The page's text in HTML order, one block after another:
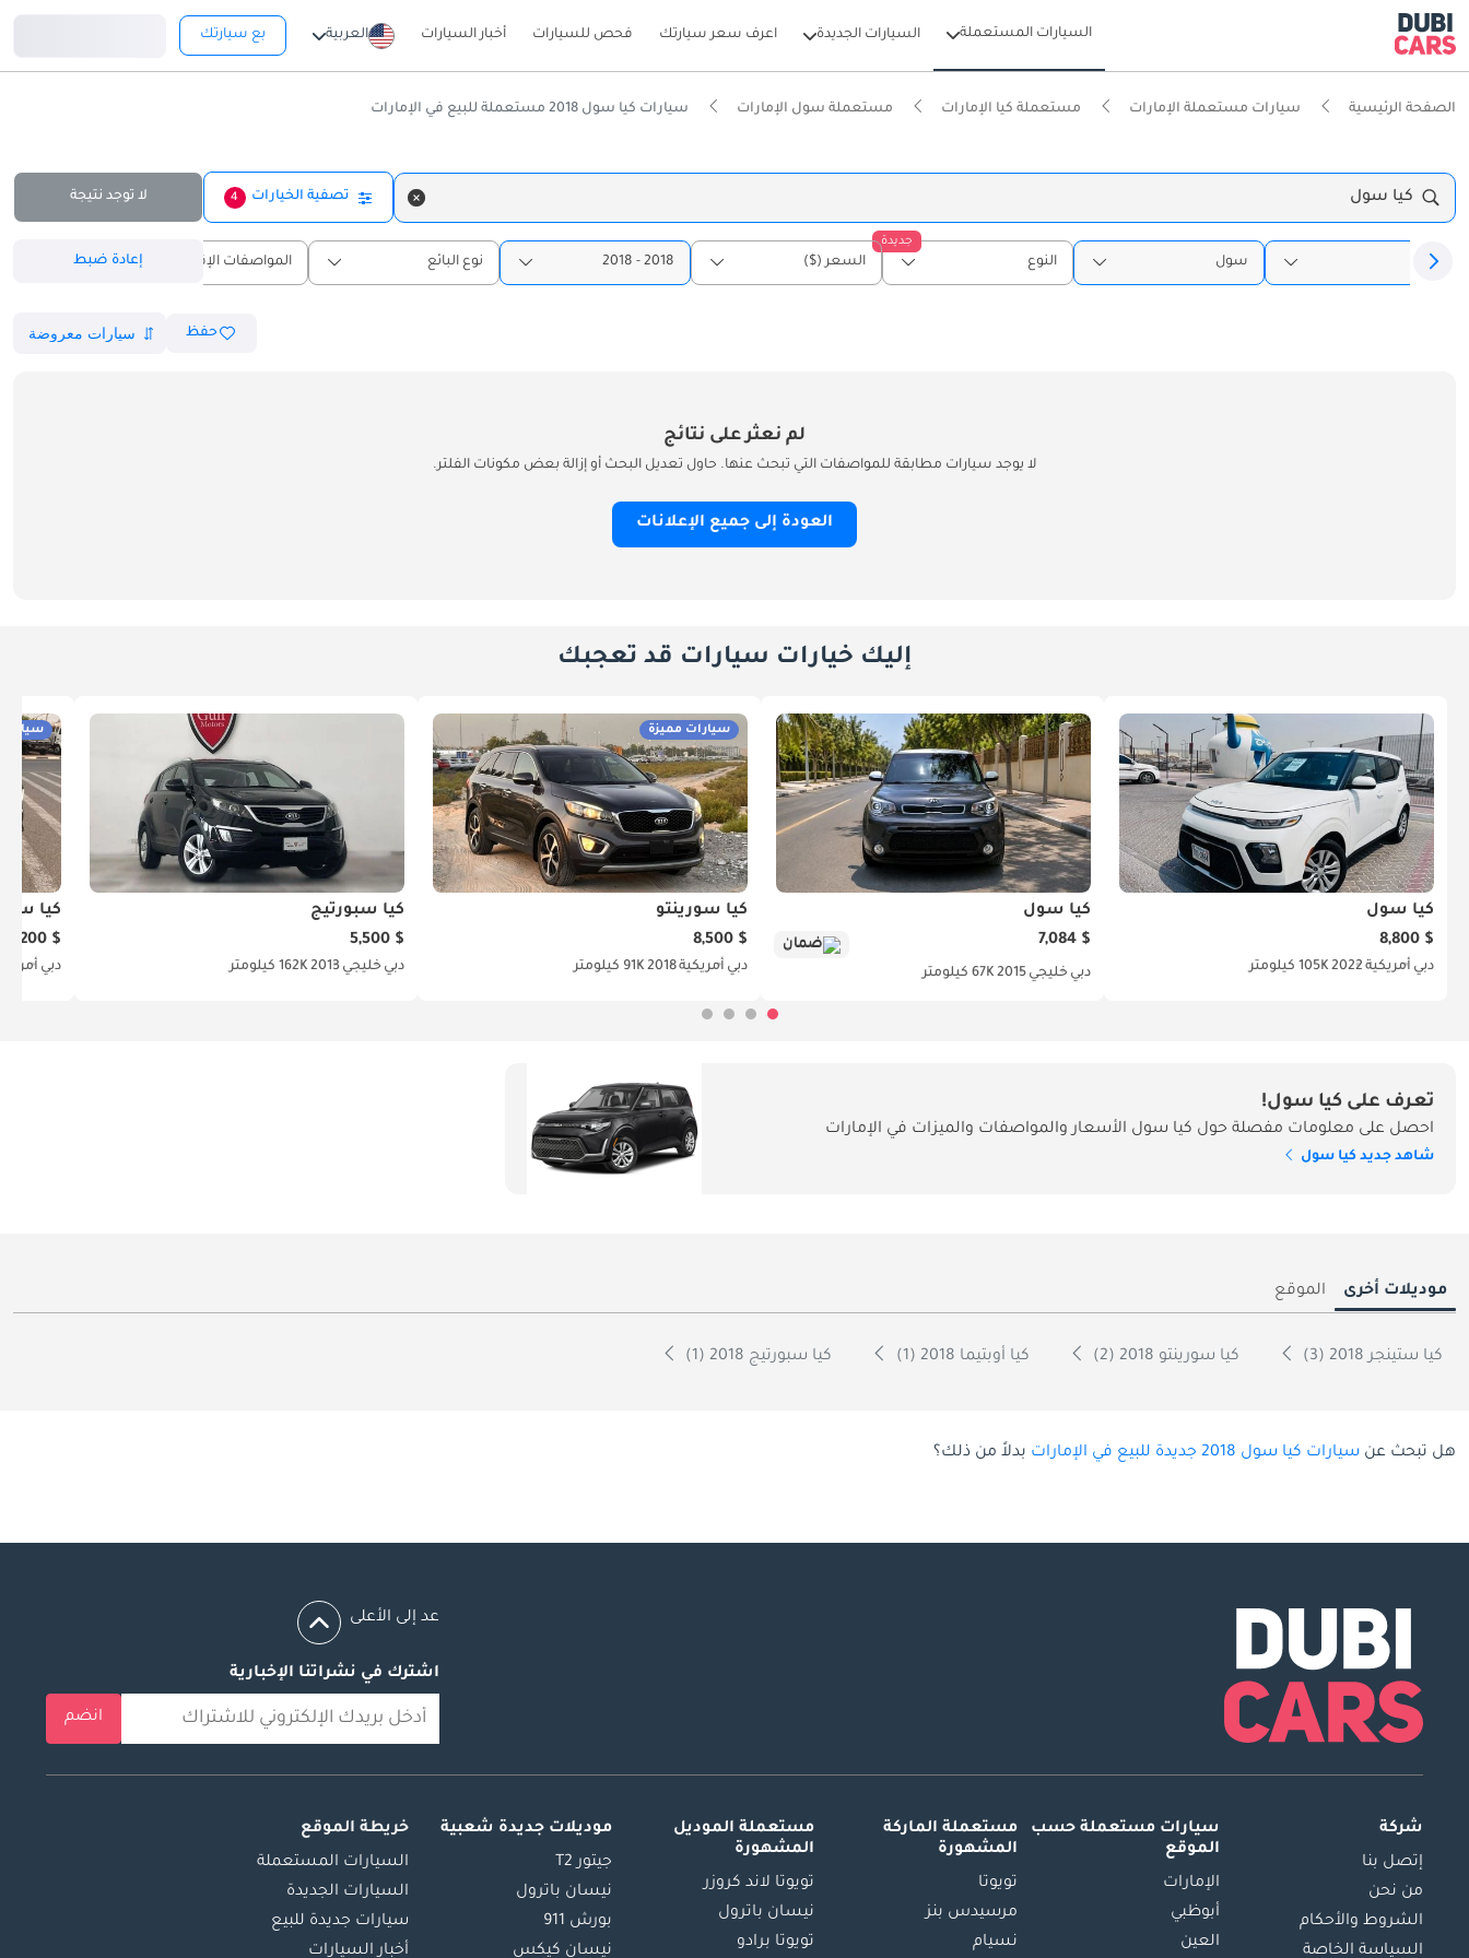
السيارات المستعملة السيارات الجديدة اعرف سعر سيارتك فحص للسيارات أخبار السيارات العربية بع سيارتك
الصفحة الرئيسية سيارات مستعملة الإمارات مستعملة كيا الإمارات مستعملة سول الإمارات سيارات كيا سول 2018 مستعملة للبيع في الإمارات
كيا سول تصفية الخيارات 4 لا توجد نتيجة
كيا سول
جديدة
النوع السعر ($) 2018 - 2018 نوع البائع المواصفات الإقليمية إعادة ضبط
حفظ
لم نعثر على نتائج
لا يوجد سيارات مطابقة للمواصفات التي تبحث عنها. حاول تعديل البحث أو إزالة بعض مكونات الفلتر.
العودة إلى جميع الإعلانات
إليك خيارات سيارات قد تعجبك
كيا سول
$ 8,800
دبي أمريكية 2022105K كيلومتر
كيا سول
$ 7,084
ضمان
دبي خليجي 201567K كيلومتر
سيارات مميزة
كيا سورينتو
$ 8,500
دبي أمريكية201891K كيلومتر
كيا سبورتيج
$ 5,500
دبي خليجي 2013162K كيلومتر
كيا
$ 8,200
دبي
تعرف على كيا سول!
احصل على معلومات مفصلة حول كيا سول الأسعار والمواصفات والميزات في الإمارات
شاهد جديد كيا سول
موديلات أخرى الموقع
كيا ستينجر 2018 (3) كيا سورينتو 2018 (2) كيا أوبتيما 2018 (1) كيا سبورتيج 2018 (1)
هل تبحث عن سيارات كيا سول 2018 جديدة للبيع في الإمارات بدلاً من ذلك؟
عد إلى الأعلى
اشترك في نشراتنا الإخبارية
انضم
شركة
إتصل بنا
من نحن
الشروط والأحكام
السياسة الخاصة
سيارات مستعملة حسب
الموقع
الإمارات
أبوظبي
العين
مستعملة الماركة
المشهورة
تويوتا
مرسيدس بنز
نسيام
مستعملة الموديل
المشهورة
تويوتا لاند كروزر
نيسان باترول
تويوتا برادو
موديلات جديدة شعبية
جيتور T2
نيسان باترول
بورش 911
نيسان كيكس
خريطة الموقع
السيارات المستعملة
السيارات الجديدة
سيارات جديدة للبيع
أخبار السيارات